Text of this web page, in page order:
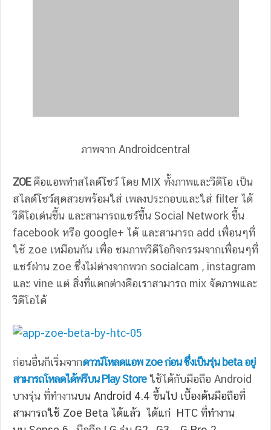
ภาพจาก Androidcentral
ZOEคือแอพทำสไลด์โชว์ โดย MIX ทั้งภาพและวีดีโอ เป็น
สไลด์โชว์สุดสวยพร้อมใส่ เพลงประกอบและใส่ filter ได้
วีดีโอเด่นขึ้น และสามารถแชร์ขึ้น Social Network ขึ้น
facebook หรือ google+ ได้ และสามารถ add เพื่อนๆที่
ใช้ zoe เหมือนกัน เพื่อ ชมภาพวีดีโอกิจกรรมจากเพื่อนๆที่
แชร์ผ่าน zoe ซึ่งไม่ต่างจากพวก socialcam , instagram
และ vine แต่ สิ่งที่แตกต่างคือเราสามารถ mix จัดภาพและ
วีดีโอได้
ก่อนอื่นก็เริ่มจากดาวน์โหลดแอพ zoe ก่อน ซึ่งเป็นรุ่น beta อยู่
สามารถโหลดได้ฟรีบน Play Storeใช้ได้กับมือถือ Android
บางรุ่น ที่ทำงานบน Android 4.4 ขึ้นไป เบื้องต้นมือถือที่
สามารถใช้ Zoe Beta ได้แล้ว ได้แก่ HTC ที่ทำงาน